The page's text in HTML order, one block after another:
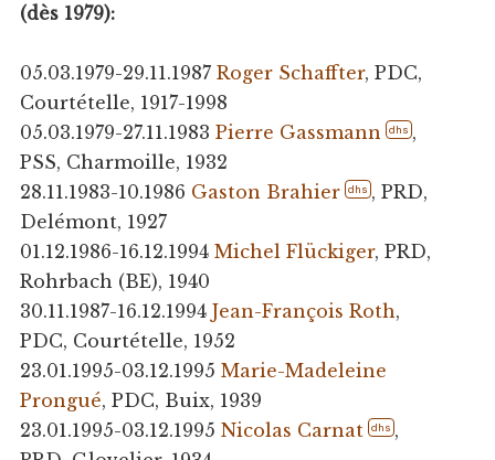
(dès 1979):
05.03.1979-29.11.1987 Roger Schaffter, PDC,
Courtételle, 1917-1998
05.03.1979-27.11.1983 Pierre Gassmann dhs ,
PSS, Charmoille, 1932
28.11.1983-10.1986 Gaston Brahier dhs , PRD,
Delémont, 1927
01.12.1986-16.12.1994 Michel Flückiger, PRD,
Rohrbach (BE), 1940
30.11.1987-16.12.1994 Jean-François Roth,
PDC, Courtételle, 1952
23.01.1995-03.12.1995 Marie-Madeleine
Prongué, PDC, Buix, 1939
23.01.1995-03.12.1995 Nicolas Carnat dhs ,